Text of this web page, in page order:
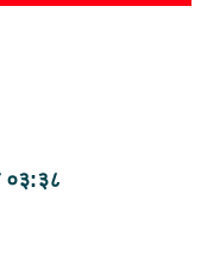
०३:३८